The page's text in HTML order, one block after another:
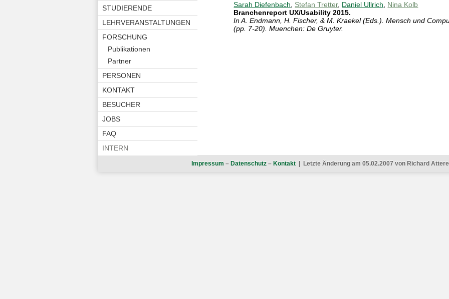
STUDIERENDE
LEHRVERANSTALTUNGEN
FORSCHUNG
Publikationen
Partner
PERSONEN
KONTAKT
BESUCHER
JOBS
FAQ
INTERN
Sarah Diefenbach, Stefan Tretter, Daniel Ullrich, Nina Kolb
Branchenreport UX/Usability 2015.
In A. Endmann, H. Fischer, & M. Kraekel (Eds.). Mensch und
(pp. 7-20). Muenchen: De Gruyter.
Impressum – Datenschutz – Kontakt | Letzte Änderung am 05.02.2007 von Richard